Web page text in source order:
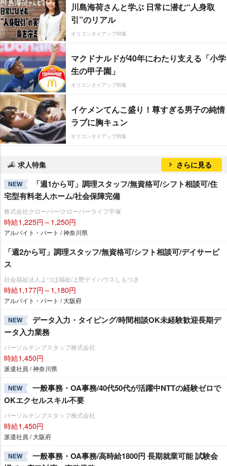
川島海荷さんと学ぶ 日常に潜む“人身取
引”のリアル
オリコンタイアップ特集
マクドナルドが40年にわたり支える「小学
生の甲子園」
オリコンタイアップ特集
イケメンてんこ盛り！尊すぎる男子の純情
ラブに胸キュン
オリコンタイアップ特集
求人特集 さらに見る
NEW
「週1から可」調理スタッフ/無資格可/シフト相談可/住
宅型有料老人ホーム/社会保障完備
株式会社クローバー/クローバーライフ平塚
時給1,225円～1,250円
アルバイト・パート / 神奈川県
「週2から可」調理スタッフ/無資格可/シフト相談可/デイサービ
ス
社会福祉法人よつば福祉/上野デイハウスしもつき
時給1,177円～1,180円
アルバイト・パート / 大阪府
NEW
データ入力・タイピング/時間相談OK未経験歓迎長期デ
ータ入力業務
パーソルテンプスタッフ株式会社
時給1,450円
派遣社員 / 神奈川県
NEW
一般事務・OA事務/40代50代が活躍中NTTの経験ゼロで
OKエクセルスキル不要
パーソルテンプスタッフ株式会社
時給1,450円
派遣社員 / 大阪府
NEW
一般事務・OA事務/高時給1800円 長期就業可能 試験会